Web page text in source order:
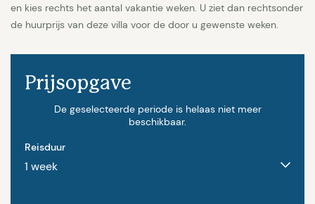
en kies rechts het aantal vakantie weken. U ziet dan rechtsonder
de huurprijs van deze villa voor de door u gewenste weken.
Prijsopgave
De geselecteerde periode is helaas niet meer
beschikbaar.
Reisduur